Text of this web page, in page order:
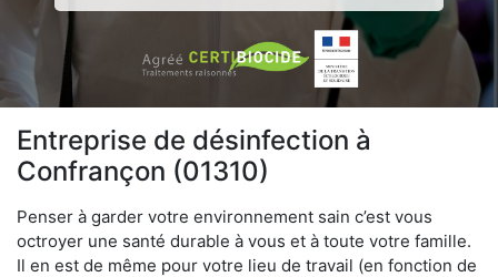
Entreprise de désinfection à
Confrançon (01310)
Penser à garder votre environnement sain c’est vous
octroyer une santé durable à vous et à toute votre famille.
Il en est de même pour votre lieu de travail (en fonction de